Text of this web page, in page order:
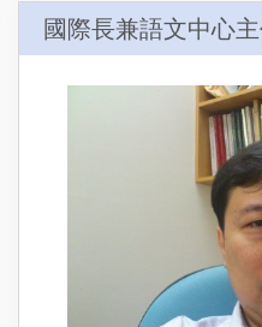
國際長兼語文中心